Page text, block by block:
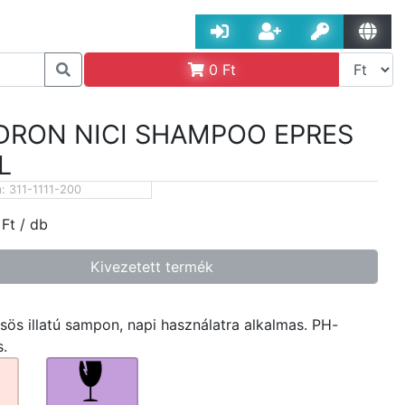
0 Ft
NICI SHAMPOO EPRES
311-1111-200
Ft / db
Kivezetett termék
illatú sampon, napi használatra alkalmas. PH-